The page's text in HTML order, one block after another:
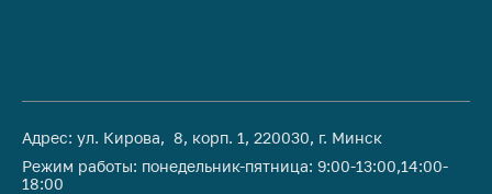
Адрес: ул. Кирова, 8, корп. 1, 220030, г. Минск
Режим работы: понедельник-пятница: 9:00-13:00,14:00-
18:00